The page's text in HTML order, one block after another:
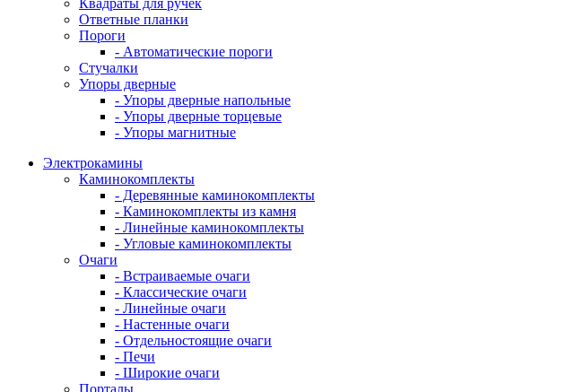
Квадраты для ручек
Ответные планки
Пороги
- Автоматические пороги
Стучалки
Упоры дверные
- Упоры дверные напольные
- Упоры дверные торцевые
- Упоры магнитные
Электрокамины
Каминокомплекты
- Деревянные каминокомплекты
- Каминокомплекты из камня
- Линейные каминокомплекты
- Угловые каминокомплекты
Очаги
- Встраиваемые очаги
- Классические очаги
- Линейные очаги
- Настенные очаги
- Отдельностоящие очаги
- Печи
- Широкие очаги
Порталы